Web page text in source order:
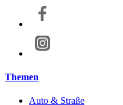
Themen
Auto & Straße